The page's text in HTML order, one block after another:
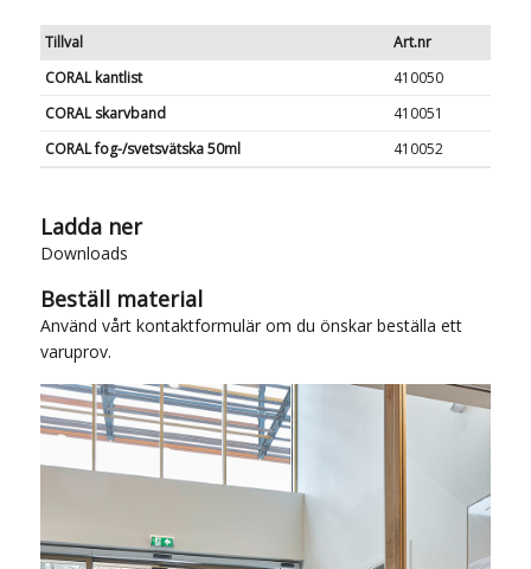
Tillval
Art.nr
CORAL kantlist
410050
CORAL skarvband
410051
CORAL fog-/svetsvätska 50ml
410052
Ladda ner
Downloads
Beställ material
Använd vårt kontaktformulärom du önskar beställa ett
varuprov.